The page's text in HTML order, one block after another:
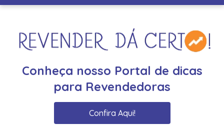
Conheça nosso Portal de dicas
para Revendedoras
Confira Aqui!